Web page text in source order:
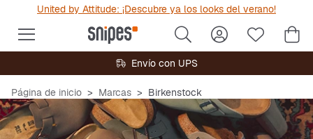
United by Attitude: ¡Descubre ya los looks del verano!
Envío con UPS
Página de inicio Marcas Birkenstock